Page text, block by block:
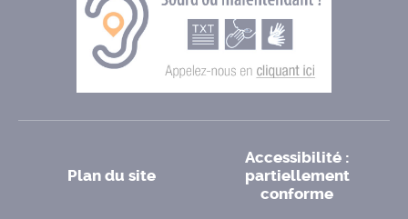
Plan du site
Accessibilité :
partiellement
conforme